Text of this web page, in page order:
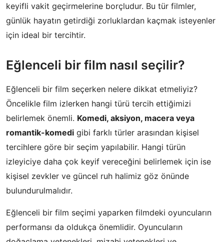
keyifli vakit geçirmelerine borçludur. Bu tür filmler,
günlük hayatın getirdiği zorluklardan kaçmak isteyenler
için ideal bir tercihtir.
Eğlenceli bir film nasıl seçilir?
Eğlenceli bir film seçerken nelere dikkat etmeliyiz?
Öncelikle film izlerken hangi türü tercih ettiğimizi
belirlemek önemli. Komedi, aksiyon, macera veya
romantik-komedi gibi farklı türler arasından kişisel
tercihlere göre bir seçim yapılabilir. Hangi türün
izleyiciye daha çok keyif vereceğini belirlemek için ise
kişisel zevkler ve güncel ruh halimiz göz önünde
bulundurulmalıdır.
Eğlenceli bir film seçimi yaparken filmdeki oyuncuların
performansı da oldukça önemlidir. Oyuncuların